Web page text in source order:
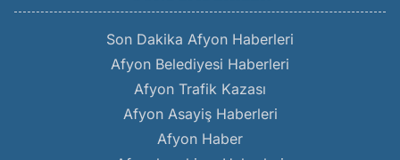
Son Dakika Afyon Haberleri
Afyon Belediyesi Haberleri
Afyon Trafik Kazası
Afyon Asayiş Haberleri
Afyon Haber